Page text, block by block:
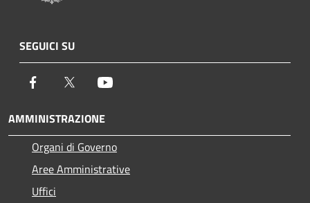
SEGUICI SU
Facebook Twitter
AMMINISTRAZIONE
Organi di Governo
Aree Amministrative
Uffici